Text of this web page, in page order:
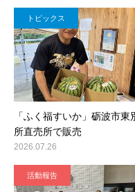
トピックス
「ふく福すいか」砺波市東
所直売所で販売
2026.07.26
活動報告